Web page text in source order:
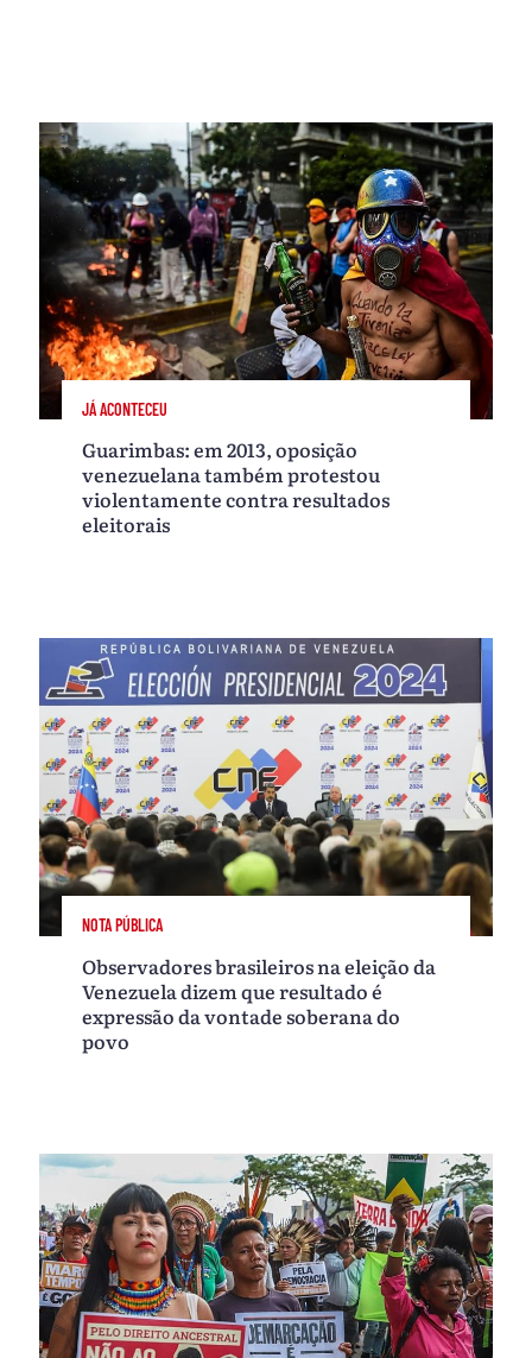
JÁ ACONTECEU
Guarimbas: em 2013, oposição
venezuelana também protestou
violentamente contra resultados
eleitorais
NOTA PÚBLICA
Observadores brasileiros na eleição da
Venezuela dizem que resultado é
expressão da vontade soberana do
povo